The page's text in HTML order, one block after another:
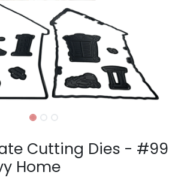
Cutting Dies - #99
Home